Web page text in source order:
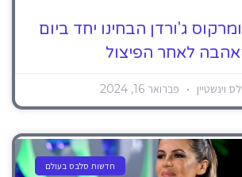
ג'ורדן הבחינו יחד ביום
לאחר הפיצול
וינשטיין פברואר 16, 2024
חדשות סלבס בעולם